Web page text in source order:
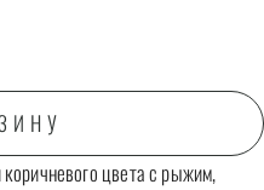
цвета с рыжим,